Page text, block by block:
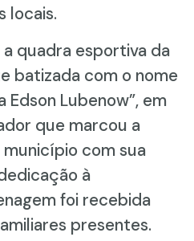
locais.
quadra esportiva da
batizada com o nome
Edson Lubenow”, em
que marcou a
com sua
à
foi recebida
presentes.